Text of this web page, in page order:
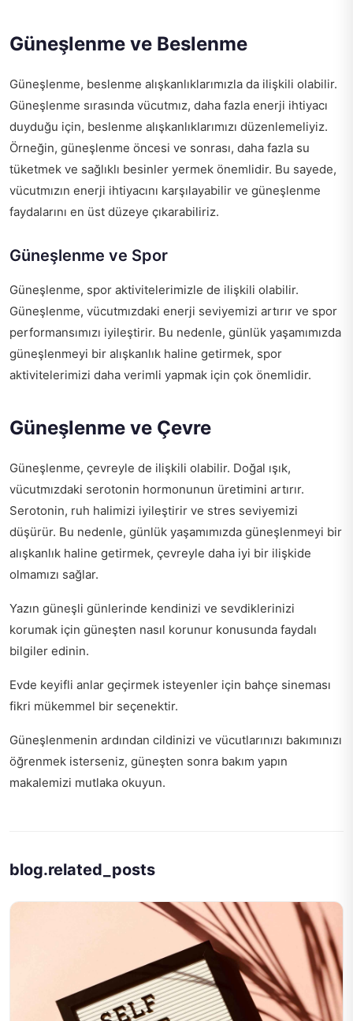
Güneşlenme ve Beslenme
Güneşlenme, beslenme alışkanlıklarımızla da ilişkili olabilir.
Güneşlenme sırasında vücutmız, daha fazla enerji ihtiyacı
duyduğu için, beslenme alışkanlıklarımızı düzenlemeliyiz.
Örneğin, güneşlenme öncesi ve sonrası, daha fazla su
tüketmek ve sağlıklı besinler yermek önemlidir. Bu sayede,
vücutmızın enerji ihtiyacını karşılayabilir ve güneşlenme
faydalarını en üst düzeye çıkarabiliriz.
Güneşlenme ve Spor
Güneşlenme, spor aktivitelerimizle de ilişkili olabilir.
Güneşlenme, vücutmızdaki enerji seviyemizi artırır ve spor
performansımızı iyileştirir. Bu nedenle, günlük yaşamımızda
güneşlenmeyi bir alışkanlık haline getirmek, spor
aktivitelerimizi daha verimli yapmak için çok önemlidir.
Güneşlenme ve Çevre
Güneşlenme, çevreyle de ilişkili olabilir. Doğal ışık,
vücutmızdaki serotonin hormonunun üretimini artırır.
Serotonin, ruh halimizi iyileştirir ve stres seviyemizi
düşürür. Bu nedenle, günlük yaşamımızda güneşlenmeyi bir
alışkanlık haline getirmek, çevreyle daha iyi bir ilişkide
olmamızı sağlar.
Yazın güneşli günlerinde kendinizi ve sevdiklerinizi
korumak için güneşten nasıl korunur konusunda faydalı
bilgiler edinin.
Evde keyifli anlar geçirmek isteyenler için bahçe sineması
fikri mükemmel bir seçenektir.
Güneşlenmenin ardından cildinizi ve vücutlarınızı bakımınızı
öğrenmek isterseniz, güneşten sonra bakım yapın
makalemizi mutlaka okuyun.
blog.related_posts